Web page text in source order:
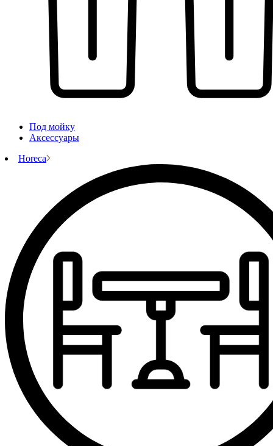
Под мойку
Аксессуары
Horeca